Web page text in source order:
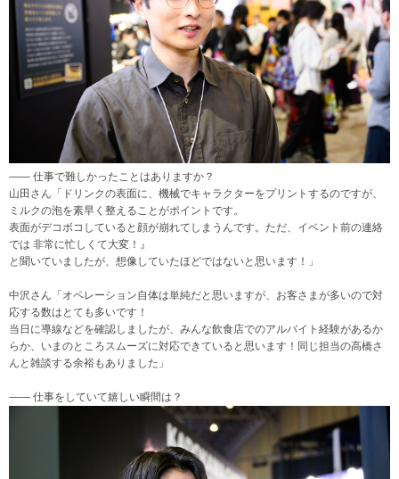
―― 仕事で難しかったことはありますか？
山田さん「ドリンクの表面に、機械でキャラクターをプリントするのですが、
ミルクの泡を素早く整えることがポイントです。
表面がデコボコしていると顔が崩れてしまうんです。ただ、イベント前の連絡
では 非常に忙しくて大変！』
と聞いていましたが、想像していたほどではないと思います！」
中沢さん「オペレーション自体は単純だと思いますが、お客さまが多いので対
応する数はとても多いです！
当日に導線などを確認しましたが、みんな飲食店でのアルバイト経験があるか
らか、いまのところスムーズに対応できていると思います！同じ担当の高橋さ
んと雑談する余裕もありました」
―― 仕事をしていて嬉しい瞬間は？